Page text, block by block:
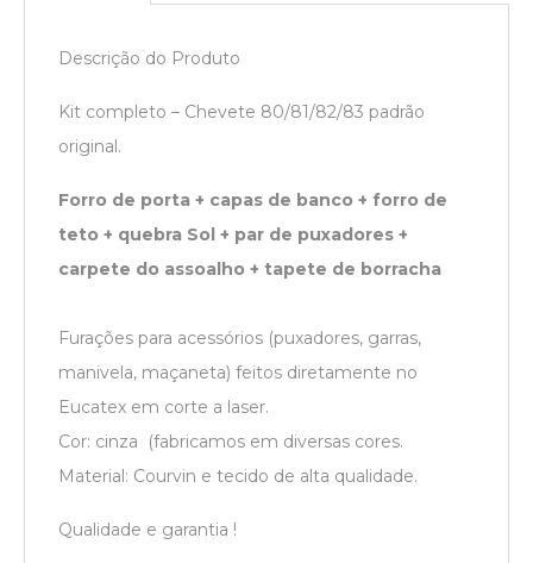
Descrição do Produto
Kit completo – Chevete 80/81/82/83 padrão
original.
Forro de porta + capas de banco + forro de
teto + quebra Sol + par de puxadores +
carpete do assoalho + tapete de borracha
Furações para acessórios (puxadores, garras,
manivela, maçaneta) feitos diretamente no
Eucatex em corte a laser.
Cor: cinza (fabricamos em diversas cores.
Material: Courvin e tecido de alta qualidade.
Qualidade e garantia !